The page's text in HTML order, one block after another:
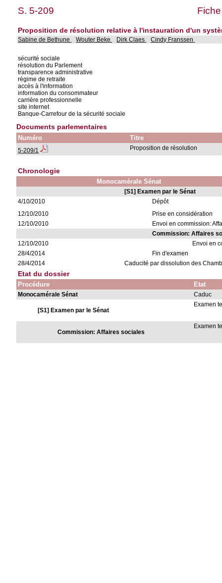
S. 5-209
Proposition de résolution relative à l'instauration d'un
Sabine de Bethune Wouter Beke Dirk Claes Cindy Franssen
sécurité sociale
résolution du Parlement
transparence administrative
régime de retraite
accès à l'information
information du consommateur
carrière professionnelle
site internet
Banque-Carrefour de la sécurité sociale
Documents parlementaires
Numéro Titre
5-209/1 Proposition de résolution
Chronologie
Monocamérale Sénat
[S1] Examen par le Sénat
4/10/2010
Dépôt
12/10/2010
Prise en considération
12/10/2010
Envoi en commission:
Commission: Affaires
12/10/2010
Envoi en
28/4/2014
Fin d'examen
28/4/2014
Caducité par dissolution des
Etat du dossier
Procédure Etat
Monocamérale Sénat Caduc
[S1] Examen par le Sénat
Examen
Commission: Affaires sociales
Examen